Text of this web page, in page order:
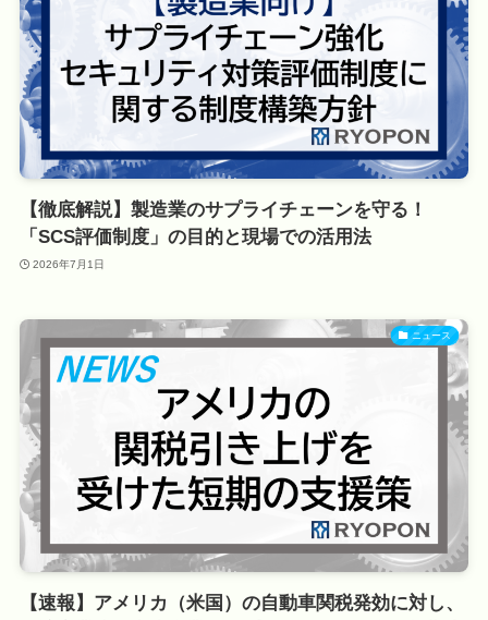
【徹底解説】製造業のサプライチェーンを守る！
「SCS評価制度」の目的と現場での活用法
2026年7月1日
ニュース
【速報】アメリカ（米国）の自動車関税発効に対し、